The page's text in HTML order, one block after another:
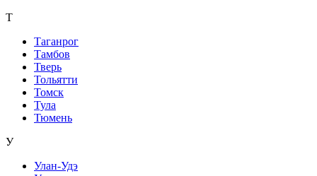
Т
Таганрог
Тамбов
Тверь
Тольятти
Томск
Тула
Тюмень
У
Улан-Удэ